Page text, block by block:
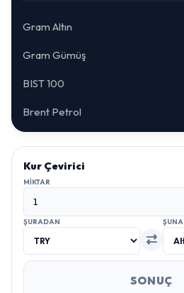
Gram Altın
Gram Gümüş
BIST 100
Brent Petrol
Kur Çevirici
MIKTAR
ŞURADAN ŞUNA
SONUÇ